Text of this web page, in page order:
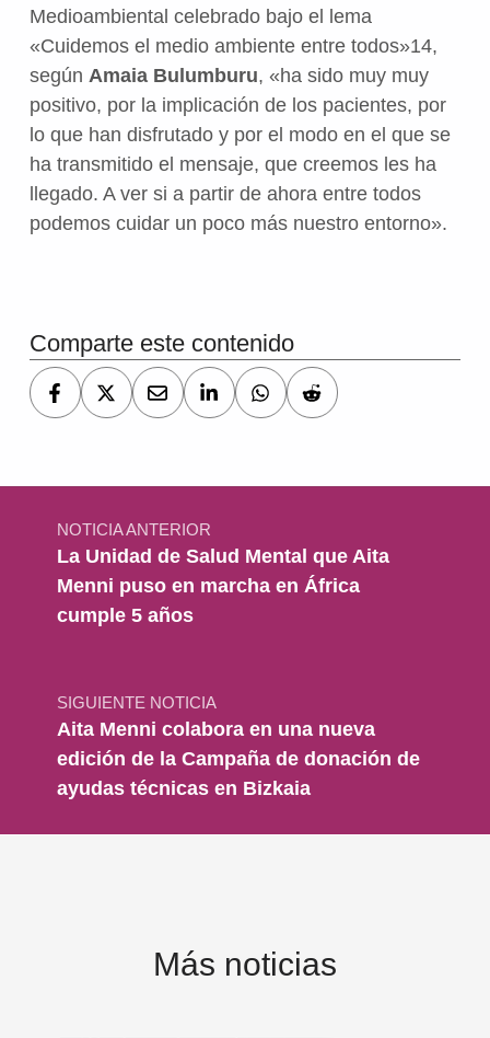
Medioambiental celebrado bajo el lema
«Cuidemos el medio ambiente entre todos»14,
según Amaia Bulumburu, «ha sido muy muy
positivo, por la implicación de los pacientes, por
lo que han disfrutado y por el modo en el que se
ha transmitido el mensaje, que creemos les ha
llegado. A ver si a partir de ahora entre todos
podemos cuidar un poco más nuestro entorno».
Comparte este contenido
Navegación de entradas
NOTICIA ANTERIOR
La Unidad de Salud Mental que Aita
Menni puso en marcha en África
cumple 5 años
SIGUIENTE NOTICIA
Aita Menni colabora en una nueva
edición de la Campaña de donación de
ayudas técnicas en Bizkaia
Más noticias